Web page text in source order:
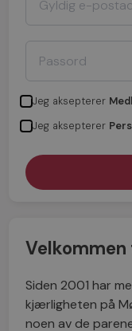
Jeg aksepterer
Jeg aksepterer
Siden 2001 har
kjærligheten på
noen av de